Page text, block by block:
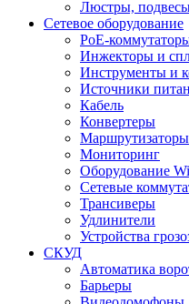
Люстры,
Сетевое оборудование
PoE-
Инжекторы и
Инструменты и
Источники
Кабель
Конвертеры
Маршрутизаторы
Мониторинг
Оборудование
Сетевые
Трансиверы
Удлинители
Устройства
СКУД
Автоматика
Барьеры